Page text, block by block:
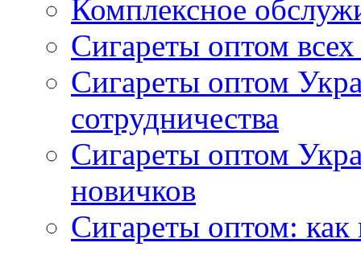
Комплексное
Сигареты оптом
Сигареты оптом
сотрудничества
Сигареты оптом
новичков
Сигареты оптом: